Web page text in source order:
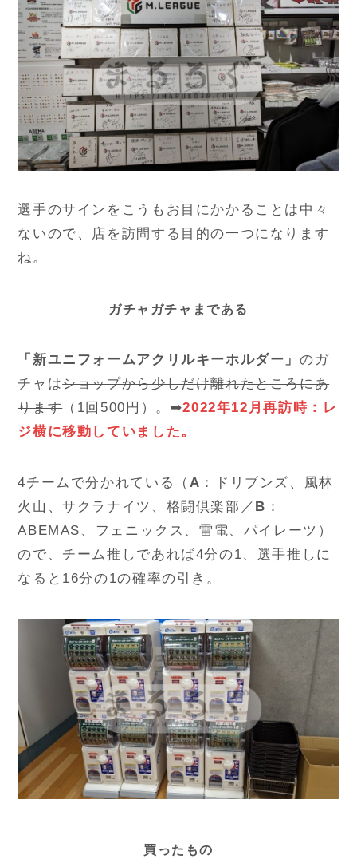
選手のサインをこうもお目にかかることは中々
ないので、店を訪問する目的の一つになります
ね。
ガチャガチャまである
「新ユニフォームアクリルキーホルダー」のガ
チャはショップから少しだけ離れたところにあ
ります（1回500円）。➡2022年12月再訪時：レ
ジ横に移動していました。
4チームで分かれている（ A ：ドリブンズ、風林
火山、サクラナイツ、格闘倶楽部／ B ：
ABEMAS、フェニックス、雷電、パイレーツ）
ので、チーム推しであれば4分の1、選手推しに
なると16分の1の確率の引き。
買ったもの